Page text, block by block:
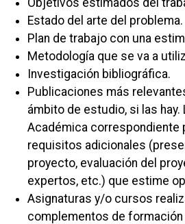
Estado del arte del problema.
Plan de trabajo con una
Metodología que se va a
Investigación bibliográfica.
Publicaciones más
ámbito de estudio, si las hay.
Académica correspondiente
requisitos adicionales
proyecto, evaluación del
expertos, etc.) que estime
Asignaturas y/o cursos
complementos de